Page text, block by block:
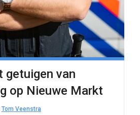
getuigen van
op Nieuwe Markt
Tom Veenstra